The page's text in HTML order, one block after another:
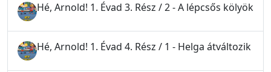
Hé, Arnold! 1. Évad 3. Rész / 2 - A lépcsős kölyök
Hé, Arnold! 1. Évad 4. Rész / 1 - Helga átváltozik